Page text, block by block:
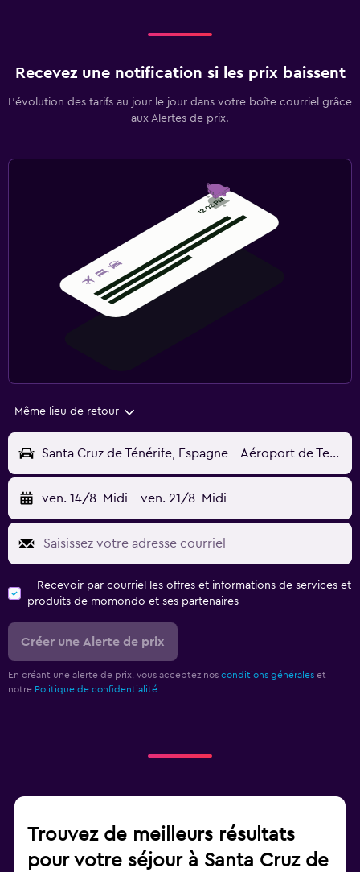
Recevez une notification si les prix baissent
L’évolution des tarifs au jour le jour dans votre boîte courriel grâce
aux Alertes de prix.
Même lieu de retour
Santa Cruz de Ténérife, Espagne - Aéroport de Tenerife-Nord (TFN)
ven. 14/8 Midi - ven. 21/8 Midi
Recevoir par courriel les offres et informations de services et
produits de momondo et ses partenaires
Créer une Alerte de prix
En créant une alerte de prix, vous acceptez nos conditions générales et
notre Politique de confidentialité.
Trouvez de meilleurs résultats
pour votre séjour à Santa Cruz de